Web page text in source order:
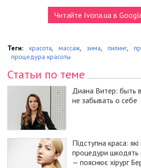
Читайте Ivona.ua в
Теги: красота, массаж, зима, пилинг,
процедура красоты
Статьи по теме
Диана Витер: быть
не забывать о себе
Підступна краса:
процедури
— пояснює хірург